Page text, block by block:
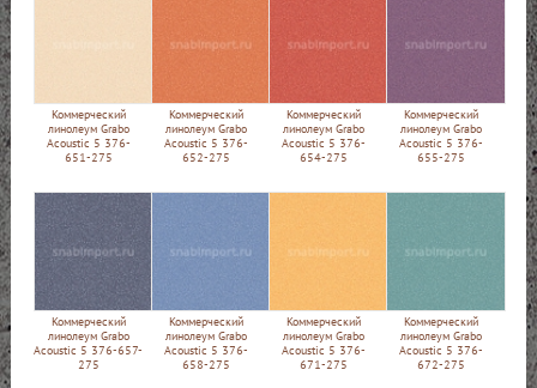
Коммерческий
линолеум Grabo
Acoustic 5 376-
651-275
Коммерческий
линолеум Grabo
Acoustic 5 376-
652-275
Коммерческий
линолеум Grabo
Acoustic 5 376-
654-275
Коммерческий
линолеум Grabo
Acoustic 5 376-
655-275
Коммерческий
линолеум Grabo
Acoustic 5 376-657-
275
Коммерческий
линолеум Grabo
Acoustic 5 376-
658-275
Коммерческий
линолеум Grabo
Acoustic 5 376-
671-275
Коммерческий
линолеум Grabo
Acoustic 5 376-
672-275